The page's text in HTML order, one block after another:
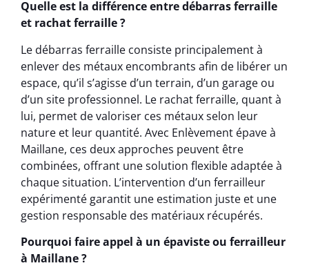
Quelle est la différence entre débarras ferraille
et rachat ferraille ?
Le débarras ferraille consiste principalement à
enlever des métaux encombrants afin de libérer un
espace, qu’il s’agisse d’un terrain, d’un garage ou
d’un site professionnel. Le rachat ferraille, quant à
lui, permet de valoriser ces métaux selon leur
nature et leur quantité. Avec Enlèvement épave à
Maillane, ces deux approches peuvent être
combinées, offrant une solution flexible adaptée à
chaque situation. L’intervention d’un ferrailleur
expérimenté garantit une estimation juste et une
gestion responsable des matériaux récupérés.
Pourquoi faire appel à un épaviste ou ferrailleur
à Maillane ?